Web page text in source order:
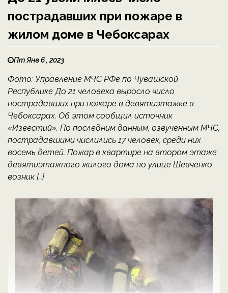
пострадавших при пожаре в
жилом доме в Чебоксарах
Пт Янв 6 , 2023
Фото: Управление МЧС РФе по Чувашской
Республике До 21 человека выросло число
пострадавших при пожаре в девятиэтажке в
Чебоксарах. Об этом сообщил источник
«Известий». По последним данным, озвученным МЧС,
пострадавшими числились 17 человек, среди них
восемь детей. Пожар в квартире на втором этаже
девятиэтажного жилого дома по улице Шевченко
возник […]